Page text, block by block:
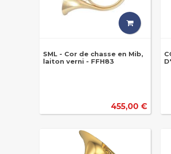
SML - Cor de chasse en Mib,
laiton verni - FFH83
455,00 €